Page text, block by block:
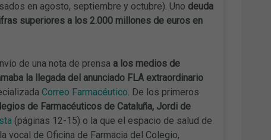
en agosto, septiembre y octubre). Uno deuda
superiores a los 2.000 millones de euros en
de una nota de prensa a los medios de
la llegada del anunciado FLA extraordinario
Correo Farmacéutico. De los primeros
de Farmacéuticos de Cataluña, Jordi de
(páginas 12-15) o la que el espacio de salud de
vocal de Oficina de Farmacia del Colegio,